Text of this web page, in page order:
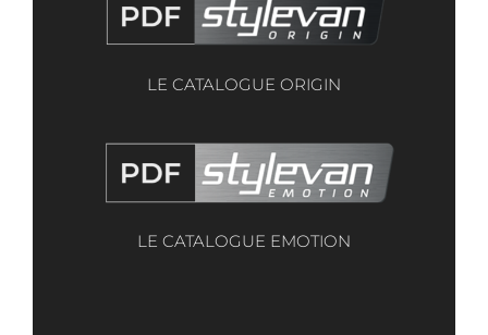
LE CATALOGUE ORIGIN
LE CATALOGUE EMOTION